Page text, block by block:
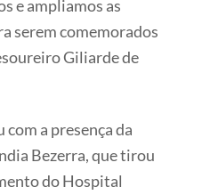
e ampliamos as
serem comemorados
Giliarde de
a presença da
Bezerra, que tirou
do Hospital